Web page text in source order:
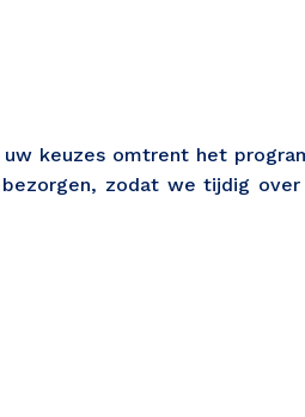
uw keuzes omtrent het
zodat we tijdig over